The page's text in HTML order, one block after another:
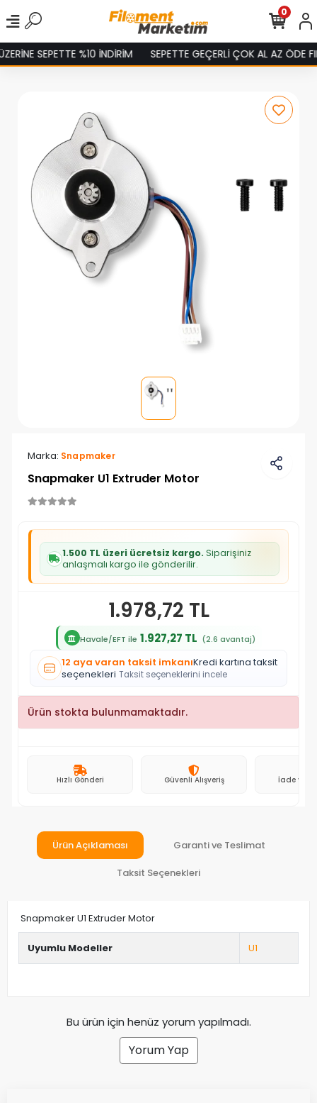
SEPETTE %10 İNDİRİM SEPETTE GEÇERLİ ÇOK AL AZ ÖDE
0
Marka: Snapmaker
Snapmaker U1 Extruder Motor
1.500 TL üzeri ücretsiz kargo. Siparişiniz
anlaşmalı kargo ile gönderilir.
1.978,72 TL
Havale/EFT ile 1.927,27 TL (2.6 avantaj)
12 aya varan taksit imkanıKredi kartına taksit
seçenekleri Taksit seçeneklerini incele
Ürün stokta bulunmamaktadır.
Hızlı Gönderi Güvenli Alışveriş İade ve
Ürün Açıklaması Garanti ve Teslimat
Taksit Seçenekleri
Snapmaker U1 Extruder Motor
Uyumlu Modeller U1
Bu ürün için henüz yorum yapılmadı.
Yorum Yap